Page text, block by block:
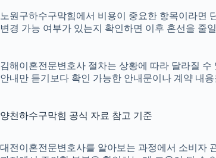
노원구하수구막힘에서 비용이 중요한 항목이라면
변경 가능 여부가 있는지 확인하면 이후 혼선을 줄
김해이혼전문변호사 절차는 상황에 따라 달라질
안내만 듣기보다 확인 가능한 안내문이나 계약 내
양천하수구막힘 공식 자료 참고 기준
대전이혼전문변호사를 알아보는 과정에서 소비자